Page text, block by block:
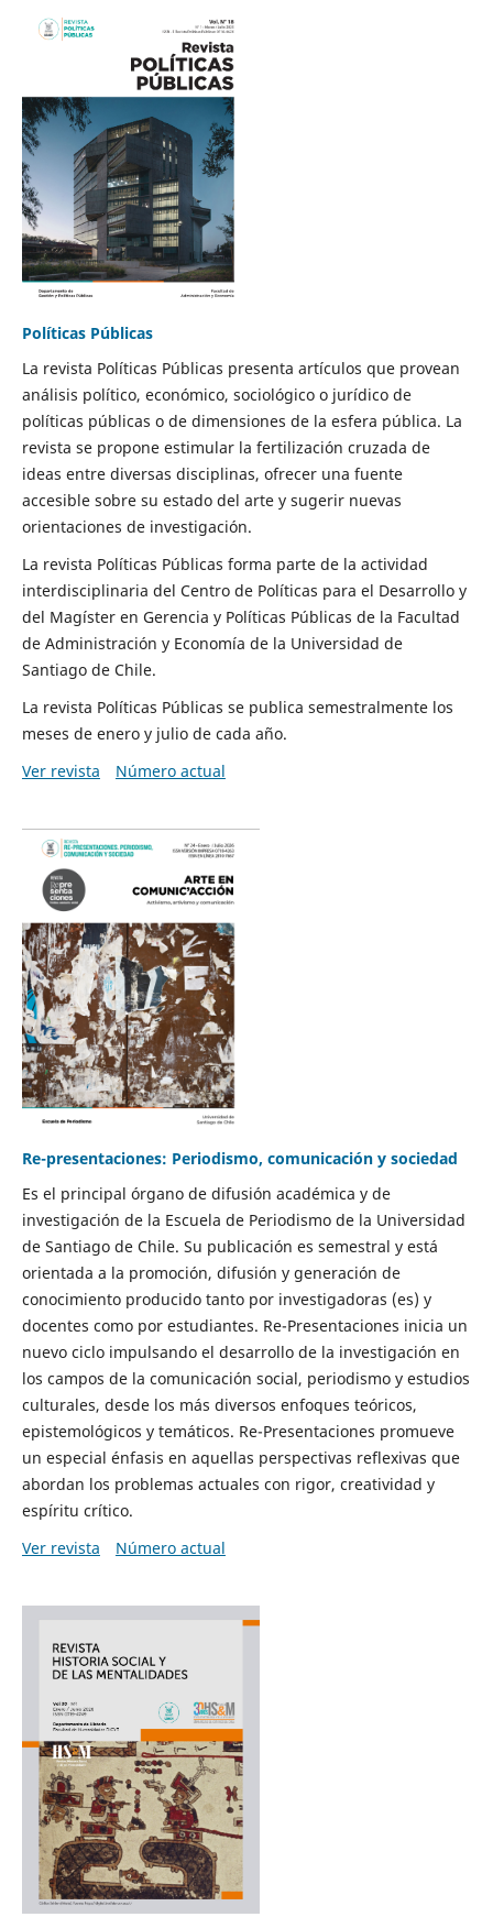
Políticas Públicas
La revista Políticas Públicas presenta artículos que provean
análisis político, económico, sociológico o jurídico de
políticas públicas o de dimensiones de la esfera pública. La
revista se propone estimular la fertilización cruzada de
ideas entre diversas disciplinas, ofrecer una fuente
accesible sobre su estado del arte y sugerir nuevas
orientaciones de investigación.
La revista Políticas Públicas forma parte de la actividad
interdisciplinaria del Centro de Políticas para el Desarrollo y
del Magíster en Gerencia y Políticas Públicas de la Facultad
de Administración y Economía de la Universidad de
Santiago de Chile.
La revista Políticas Públicas se publica semestralmente los
meses de enero y julio de cada año.
Ver revista
Número actual
Re-presentaciones: Periodismo, comunicación y sociedad
Es el principal órgano de difusión académica y de
investigación de la Escuela de Periodismo de la Universidad
de Santiago de Chile. Su publicación es semestral y está
orientada a la promoción, difusión y generación de
conocimiento producido tanto por investigadoras (es) y
docentes como por estudiantes. Re-Presentaciones inicia un
nuevo ciclo impulsando el desarrollo de la investigación en
los campos de la comunicación social, periodismo y estudios
culturales, desde los más diversos enfoques teóricos,
epistemológicos y temáticos. Re-Presentaciones promueve
un especial énfasis en aquellas perspectivas reflexivas que
abordan los problemas actuales con rigor, creatividad y
espíritu crítico.
Ver revista
Número actual